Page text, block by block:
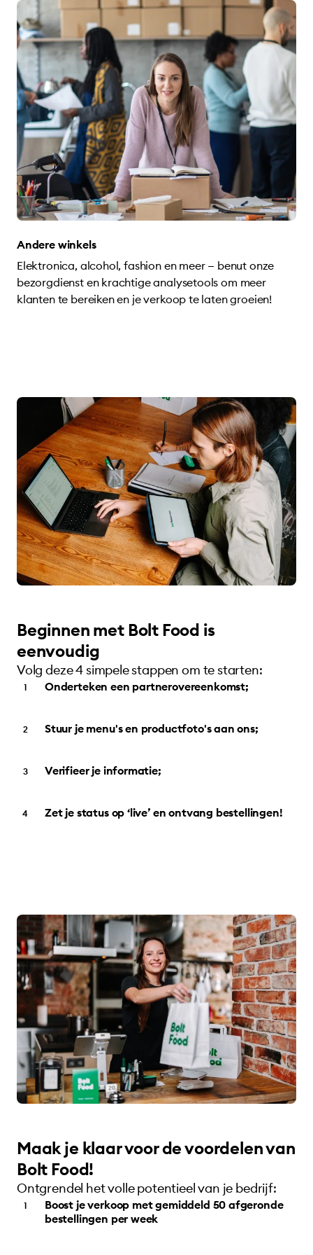
Andere winkels
Elektronica, alcohol, fashion en meer — benut onze
bezorgdienst en krachtige analysetools om meer
klanten te bereiken en je verkoop te laten groeien!
Beginnen met Bolt Food is
eenvoudig
Volg deze 4 simpele stappen om te starten:
Onderteken een partnerovereenkomst;
Stuur je menu's en productfoto's aan ons;
Verifieer je informatie;
Zet je status op ‘live’ en ontvang bestellingen!
Maak je klaar voor de voordelen van
Bolt Food!
Ontgrendel het volle potentieel van je bedrijf:
Boost je verkoop met gemiddeld 50 afgeronde
bestellingen per week